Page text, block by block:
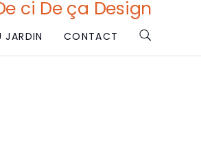
ci De ça Design
JARDIN CONTACT